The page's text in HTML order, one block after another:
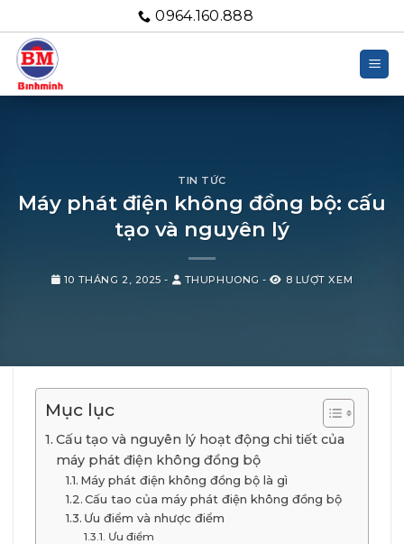
qua
nội
dung
0964.160.888
TIN TỨC
Máy phát điện không đồng bộ: cấu
tạo và nguyên lý
10 THÁNG 2, 2025 - THUPHUONG - 8 LƯỢT XEM
Mục lục
Cấu tạo và nguyên lý hoạt động chi tiết của
máy phát điện không đồng bộ
Máy phát điện không đồng bộ là gì
Cấu tao của máy phát điện không đồng bộ
Ưu điểm và nhược điểm
Ưu điểm